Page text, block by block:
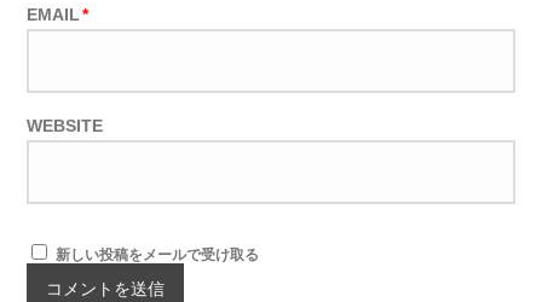
EMAIL *
WEBSITE
新しい投稿をメールで受け取る